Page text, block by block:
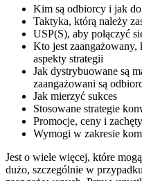
Kim są odbiorcy i jak
Taktyka, którą należy
USP(S), aby połączyć
Kto jest
aspekty strategii
Jak dystrybuowane są
zaangażowani są
Jak mierzyć sukces
Stosowane strategie
Promocje, ceny i zachęty
Wymogi w zakresie
Jest o wiele więcej, które
dużo, szczególnie w